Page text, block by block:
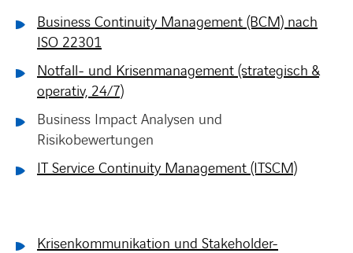
Business Continuity Management (BCM) nach
ISO 22301
Notfall- und Krisenmanagement (strategisch &
operativ, 24/7)
Business Impact Analysen und
Risikobewertungen
IT Service Continuity Management (ITSCM)
Krisenkommunikation und Stakeholder-